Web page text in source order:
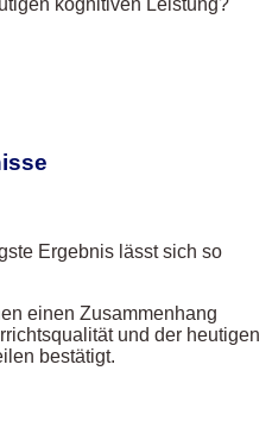
kognitiven Leistung?
Ergebnis lässt sich so
einen Zusammenhang
und der heutigen
bestätigt.